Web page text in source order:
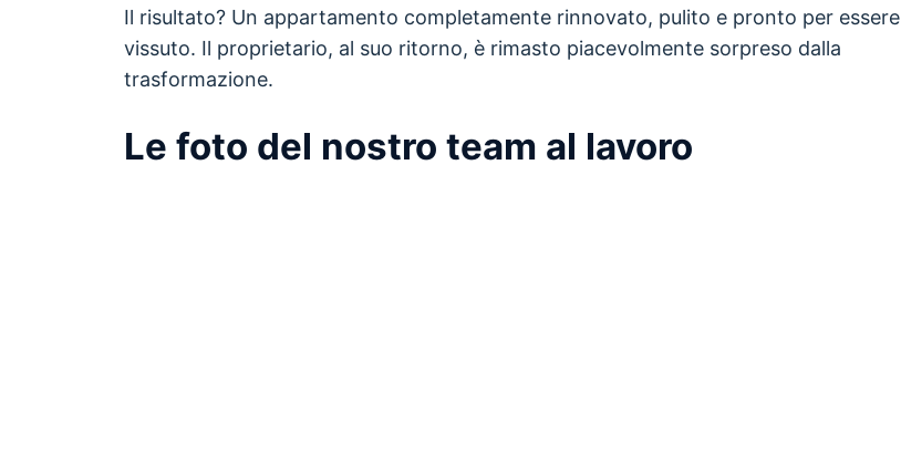
Il risultato? Un appartamento completamente rinnovato, pulito e pronto per essere
vissuto. Il proprietario, al suo ritorno, è rimasto piacevolmente sorpreso dalla
trasformazione.
Le foto del nostro team al lavoro